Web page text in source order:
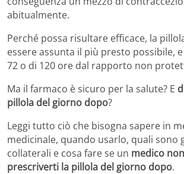
abitualmente.
Perché possa risultare efficace, la
essere assunta il più presto possibile,
72 o di 120 ore dal rapporto non
Ma il farmaco è sicuro per la salute? E
pillola del giorno dopo?
Leggi tutto ciò che bisogna sapere in
medicinale, quando usarlo, quali sono
collaterali e cosa fare se un medico
prescriverti la pillola del giorno dopo.